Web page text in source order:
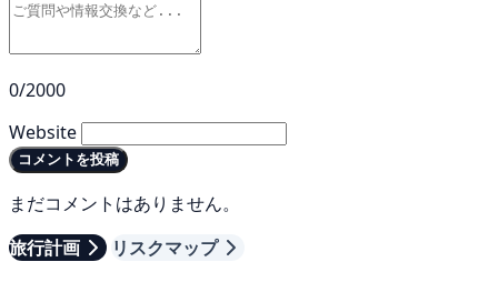
0/2000
Website
コメントを投稿
まだコメントはありません。
旅行計画
リスクマップ